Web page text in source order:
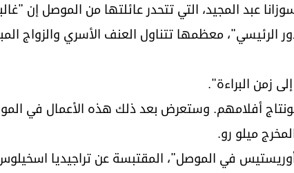
عبد المجيد، التي تتحدر عائلتها من الموصل إن
معظمها تتناول العنف الأسري والزواج
زمن البراءة".
مونتاج أفلامهم. وستعرض بعد ذلك هذه الأعمال في
ميلو رو.
في الموصل"، المقتبسة عن تراجيديا